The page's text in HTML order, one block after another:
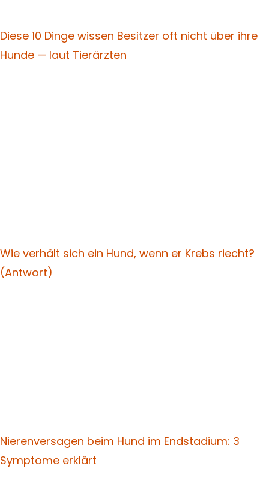
Diese 10 Dinge wissen Besitzer oft nicht über ihre
Hunde — laut Tierärzten
Wie verhält sich ein Hund, wenn er Krebs riecht?
(Antwort)
Nierenversagen beim Hund im Endstadium: 3
Symptome erklärt